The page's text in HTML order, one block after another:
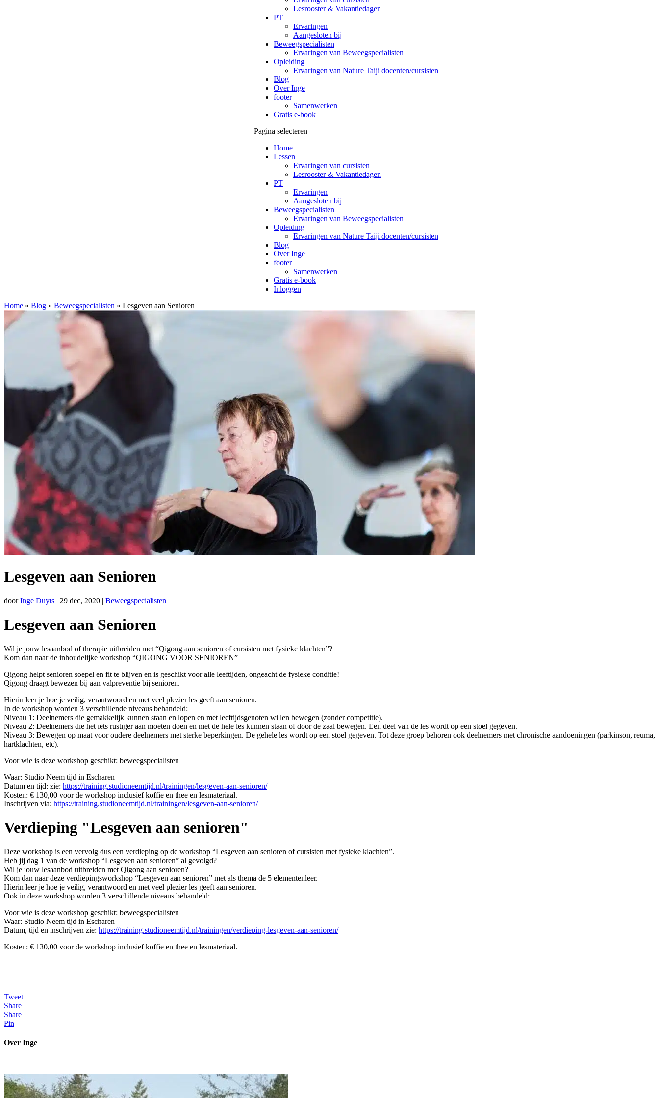
Lesrooster & Vakantiedagen
PT
Ervaringen
Aangesloten bij
Beweegspecialisten
Ervaringen van Beweegspecialisten
Opleiding
Ervaringen van Nature Taiji docenten/cursisten
Blog
Over Inge
footer
Samenwerken
Gratis e-book
Pagina selecteren
Home
Lessen
Ervaringen van cursisten
Lesrooster & Vakantiedagen
PT
Ervaringen
Aangesloten bij
Beweegspecialisten
Ervaringen van Beweegspecialisten
Opleiding
Ervaringen van Nature Taiji docenten/cursisten
Blog
Over Inge
footer
Samenwerken
Gratis e-book
Inloggen
Home » Blog » Beweegspecialisten » Lesgeven aan Senioren
Lesgeven aan Senioren
doorInge Duyts | 29 dec, 2020 | Beweegspecialisten
Lesgeven aan Senioren
Wil je jouw lesaanbod of therapie uitbreiden met “Qigong aan senioren of cursisten met fysieke klachten”?
Kom dan naar de inhoudelijke workshop “QIGONG VOOR SENIOREN”
Qigong helpt senioren soepel en fit te blijven en is geschikt voor alle leeftijden, ongeacht de fysieke conditie!
Qigong draagt bewezen bij aan valpreventie bij senioren.
Hierin leer je hoe je veilig, verantwoord en met veel plezier les geeft aan senioren.
In de workshop worden 3 verschillende niveaus behandeld:
Niveau 1: Deelnemers die gemakkelijk kunnen staan en lopen en met leeftijdsgenoten willen bewegen (zonder competitie).
Niveau 2: Deelnemers die het iets rustiger aan moeten doen en niet de hele les kunnen staan of door de zaal bewegen. Een deel van de les wordt op een stoel gegeven.
Niveau 3: Bewegen op maat voor oudere deelnemers met sterke beperkingen. De gehele les wordt op een stoel gegeven. Tot deze groep behoren ook deelnemers met chronische aandoeningen (parkinson, reuma,
hartklachten, etc).
Voor wie is deze workshop geschikt: beweegspecialisten
Waar: Studio Neem tijd in Escharen
Datum en tijd: zie: https://training.studioneemtijd.nl/trainingen/lesgeven-aan-senioren/
Kosten: € 130,00 voor de workshop inclusief koffie en thee en lesmateriaal.
Inschrijven via: https://training.studioneemtijd.nl/trainingen/lesgeven-aan-senioren/
Verdieping "Lesgeven aan senioren"
Deze workshop is een vervolg dus een verdieping op de workshop “Lesgeven aan senioren of cursisten met fysieke klachten”.
Heb jij dag 1 van de workshop “Lesgeven aan senioren” al gevolgd?
Wil je jouw lesaanbod uitbreiden met Qigong aan senioren?
Kom dan naar deze verdiepingsworkshop “Lesgeven aan senioren” met als thema de 5 elementenleer.
Hierin leer je hoe je veilig, verantwoord en met veel plezier les geeft aan senioren.
Ook in deze workshop worden 3 verschillende niveaus behandeld:
Voor wie is deze workshop geschikt: beweegspecialisten
Waar: Studio Neem tijd in Escharen
Datum, tijd en inschrijven zie: https://training.studioneemtijd.nl/trainingen/verdieping-lesgeven-aan-senioren/
Kosten: € 130,00 voor de workshop inclusief koffie en thee en lesmateriaal.
Tweet
Share
Share
Pin
Over Inge